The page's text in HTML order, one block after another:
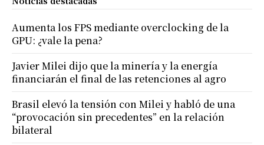
Aumenta los FPS mediante overclocking de la
GPU: ¿vale la pena?
Javier Milei dijo que la minería y la energía
financiarán el final de las retenciones al agro
Brasil elevó la tensión con Milei y habló de una
“provocación sin precedentes” en la relación
bilateral